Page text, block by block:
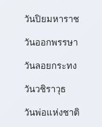
วันปิยมหาราช
วันออกพรรษา
วันลอยกระทง
วันวชิราวุธ
วันพ่อแห่งชาติ